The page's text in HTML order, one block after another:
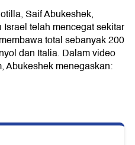
Saif Abukeshek,
telah mencegat sekitar
total sebanyak 200
dan Italia. Dalam video
Abukeshek menegaskan: